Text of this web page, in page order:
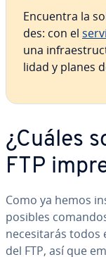
Encuentra la
des: con el
una
li­dad y planes
¿Cuáles
FTP
Como ya hemos
posibles
ne­ce­si­ta­rás todos
del FTP, así que